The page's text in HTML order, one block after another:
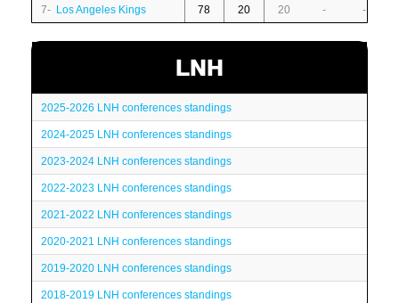
7- Los Angeles Kings 78 20 20 - -
LNH
2025-2026 LNH conferences standings
2024-2025 LNH conferences standings
2023-2024 LNH conferences standings
2022-2023 LNH conferences standings
2021-2022 LNH conferences standings
2020-2021 LNH conferences standings
2019-2020 LNH conferences standings
2018-2019 LNH conferences standings